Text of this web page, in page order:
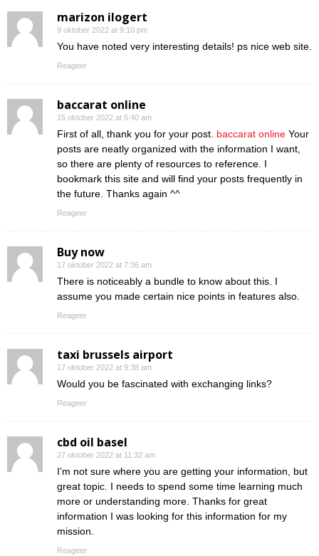
marizon ilogert
9 oktober 2022 at 9:10 pm
You have noted very interesting details! ps nice web site.
Reageer
baccarat online
15 oktober 2022 at 5:40 am
First of all, thank you for your post. baccarat online Your
posts are neatly organized with the information I want,
so there are plenty of resources to reference. I
bookmark this site and will find your posts frequently in
the future. Thanks again ^^
Reageer
Buy now
17 oktober 2022 at 7:36 am
There is noticeably a bundle to know about this. I
assume you made certain nice points in features also.
Reageer
taxi brussels airport
17 oktober 2022 at 9:38 am
Would you be fascinated with exchanging links?
Reageer
cbd oil basel
27 oktober 2022 at 11:32 am
I’m not sure where you are getting your information, but
great topic. I needs to spend some time learning much
more or understanding more. Thanks for great
information I was looking for this information for my
mission.
Reageer